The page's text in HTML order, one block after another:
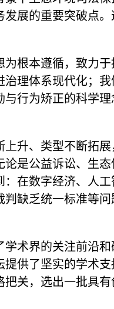
展的重要突破点
根本遵循，致力
理体系现代化；
行为矫正的科学
升、类型不断拓
是公益诉讼、生
在数字经济、人
缺乏统一标准等
术界的关注前沿
供了坚实的学术
关，选出一批具